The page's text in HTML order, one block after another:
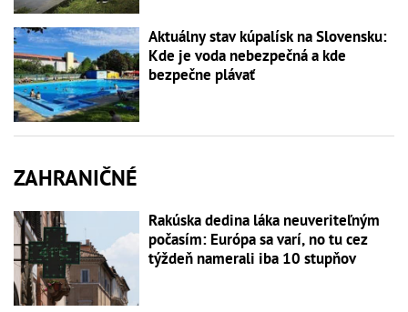
Aktuálny stav kúpalísk na Slovensku:
Kde je voda nebezpečná a kde
bezpečne plávať
ZAHRANIČNÉ
Rakúska dedina láka neuveriteľným
počasím: Európa sa varí, no tu cez
týždeň namerali iba 10 stupňov